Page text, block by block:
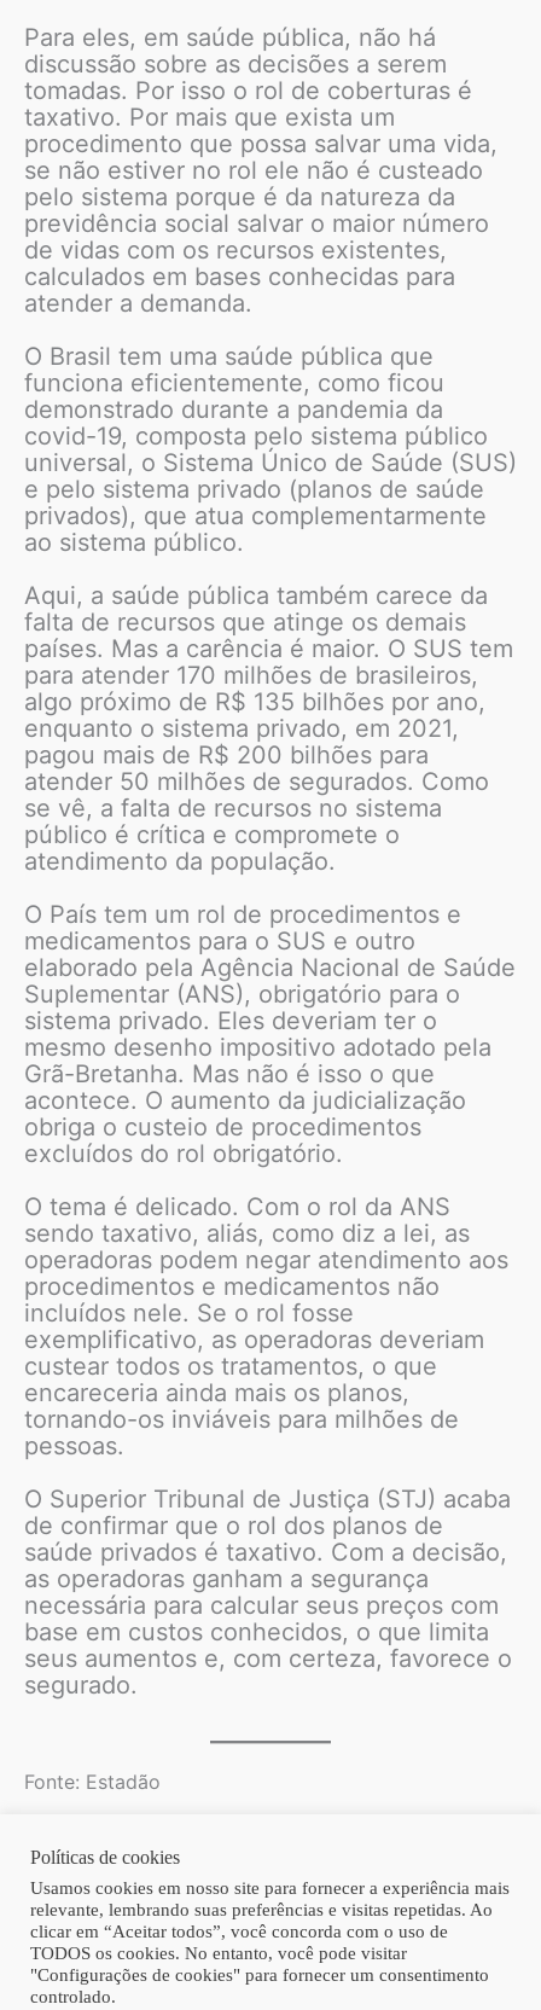
Para eles, em saúde pública, não há
discussão sobre as decisões a serem
tomadas. Por isso o rol de coberturas é
taxativo. Por mais que exista um
procedimento que possa salvar uma vida,
se não estiver no rol ele não é custeado
pelo sistema porque é da natureza da
previdência social salvar o maior número
de vidas com os recursos existentes,
calculados em bases conhecidas para
atender a demanda.
O Brasil tem uma saúde pública que
funciona eficientemente, como ficou
demonstrado durante a pandemia da
covid-19, composta pelo sistema público
universal, o Sistema Único de Saúde (SUS)
e pelo sistema privado (planos de saúde
privados), que atua complementarmente
ao sistema público.
Aqui, a saúde pública também carece da
falta de recursos que atinge os demais
países. Mas a carência é maior. O SUS tem
para atender 170 milhões de brasileiros,
algo próximo de R$ 135 bilhões por ano,
enquanto o sistema privado, em 2021,
pagou mais de R$ 200 bilhões para
atender 50 milhões de segurados. Como
se vê, a falta de recursos no sistema
público é crítica e compromete o
atendimento da população.
O País tem um rol de procedimentos e
medicamentos para o SUS e outro
elaborado pela Agência Nacional de Saúde
Suplementar (ANS), obrigatório para o
sistema privado. Eles deveriam ter o
mesmo desenho impositivo adotado pela
Grã-Bretanha. Mas não é isso o que
acontece. O aumento da judicialização
obriga o custeio de procedimentos
excluídos do rol obrigatório.
O tema é delicado. Com o rol da ANS
sendo taxativo, aliás, como diz a lei, as
operadoras podem negar atendimento aos
procedimentos e medicamentos não
incluídos nele. Se o rol fosse
exemplificativo, as operadoras deveriam
custear todos os tratamentos, o que
encareceria ainda mais os planos,
tornando-os inviáveis para milhões de
pessoas.
O Superior Tribunal de Justiça (STJ) acaba
de confirmar que o rol dos planos de
saúde privados é taxativo. Com a decisão,
as operadoras ganham a segurança
necessária para calcular seus preços com
base em custos conhecidos, o que limita
seus aumentos e, com certeza, favorece o
segurado.
Fonte: Estadão
Copyright © 2026 | Homero Costa Advogados
Políticas de cookies
Usamos cookies em nosso site para fornecer a experiência mais
relevante, lembrando suas preferências e visitas repetidas. Ao
clicar em “Aceitar todos”, você concorda com o uso de
TODOS os cookies. No entanto, você pode visitar
"Configurações de cookies" para fornecer um consentimento
controlado.